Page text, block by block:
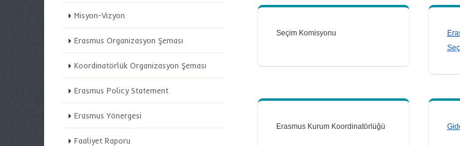
Misyon-Vizyon
Erasmus Organizasyon Şeması
Koordinatörlük Organizasyon Şeması
Erasmus Policy Statement
Erasmus Yönergesi
Faaliyet Raporu
Seçim Komisyonu
Erasmus Kurum Koordinatörlüğü